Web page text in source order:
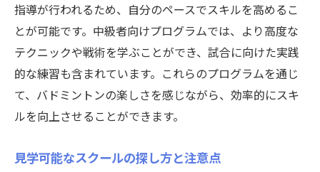
指導が行われるため、自分のペースでスキルを高めるこ
とが可能です。中級者向けプログラムでは、より高度な
テクニックや戦術を学ぶことができ、試合に向けた実践
的な練習も含まれています。これらのプログラムを通じ
て、バドミントンの楽しさを感じながら、効率的にスキ
ルを向上させることができます。
見学可能なスクールの探し方と注意点